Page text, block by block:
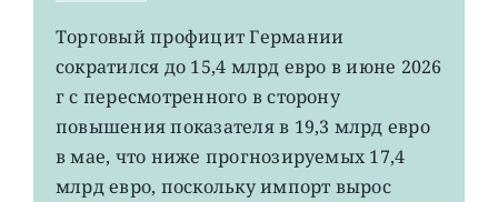
EWG:
немецкий
экспорт
вырос
4-
летнего
Торговый профицит Германии
сократился до 15,4 млрд евро в июне 2026
г с пересмотренного в сторону
повышения показателя в 19,3 млрд евро
в мае, что ниже прогнозируемых 17,4
млрд евро, поскольку импорт вырос